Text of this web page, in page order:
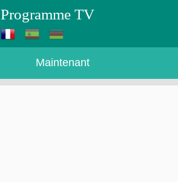
Programme TV
Maintenant